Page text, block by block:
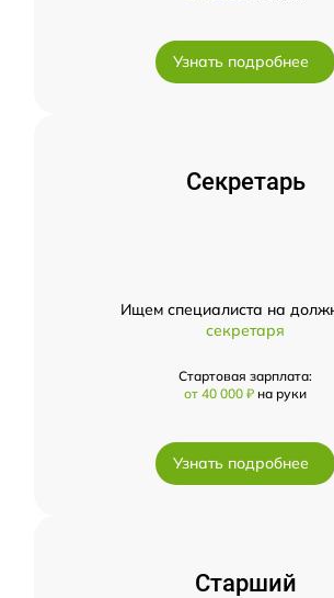
Узнать подробнее
Секретарь
Ищем специалиста на
секретаря
Стартовая зарплата:
от 40 000 ₽ на руки
Узнать подробнее
Старший